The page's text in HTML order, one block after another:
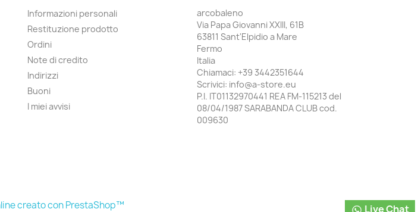
Informazioni personali
Restituzione prodotto
Ordini
Note di credito
Indirizzi
Buoni
I miei avvisi
arcobaleno
Via Papa Giovanni XXIII, 61B
63811 Sant'Elpidio a Mare
Fermo
Italia
Chiamaci: +39 3442351644
Scrivici: info@a-store.eu
P.I. IT01132970441 REA FM-115213 del
08/04/1987 SARABANDA CLUB cod.
009630
Live Chat
creato con PrestaShop™